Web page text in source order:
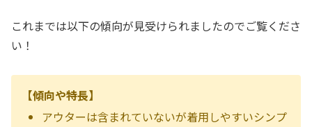
これまでは以下の傾向が見受けられましたのでご覧くださ
い！
【傾向や特長】
アウターは含まれていないが着用しやすいシンプ